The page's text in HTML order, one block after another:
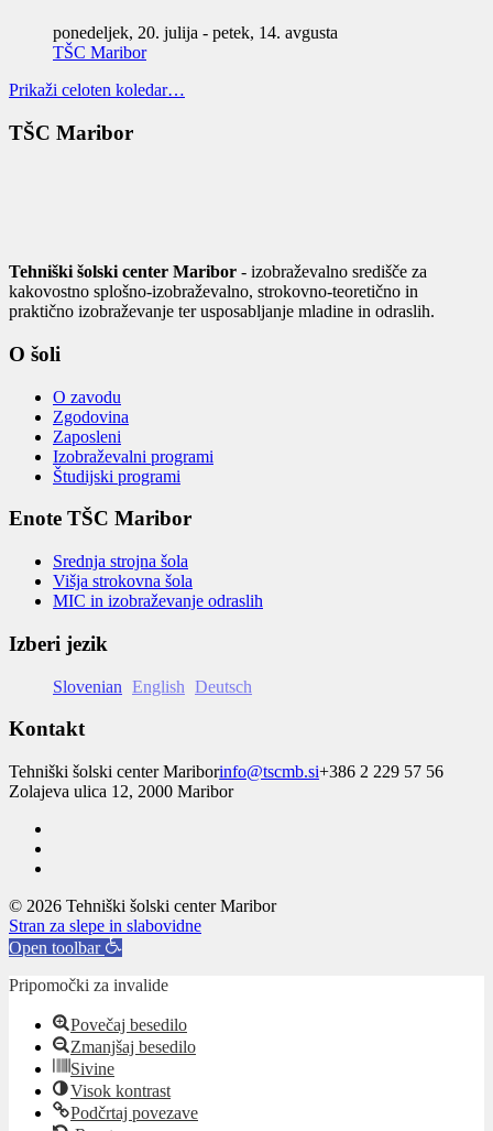
ponedeljek, 20. julija - petek, 14. avgusta
TŠC Maribor
Prikaži celoten koledar…
TŠC Maribor
Tehniški šolski center Maribor - izobraževalno središče za
kakovostno splošno-izobraževalno, strokovno-teoretično in
praktično izobraževanje ter usposabljanje mladine in odraslih.
O šoli
O zavodu
Zgodovina
Zaposleni
Izobraževalni programi
Študijski programi
Enote TŠC Maribor
Srednja strojna šola
Višja strokovna šola
MIC in izobraževanje odraslih
Izberi jezik
Slovenian English Deutsch
Kontakt
Tehniški šolski center Mariborinfo@tscmb.si+386 2 229 57 56
Zolajeva ulica 12, 2000 Maribor
© 2026 Tehniški šolski center Maribor
Stran za slepe in slabovidne
Open toolbar
Pripomočki za invalide
Povečaj besedilo
Zmanjšaj besedilo
Sivine
Visok kontrast
Podčrtaj povezave